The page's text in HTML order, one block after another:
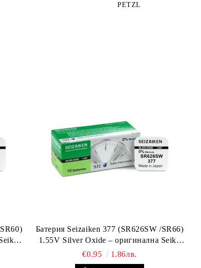
PETZL
Батерия Seizaiken 377 (SR626SW /SR66)
1.55V Silver Oxide – оригинална Seiko
батерия за часовник, Made in Japan
€0.95 1.86лв.